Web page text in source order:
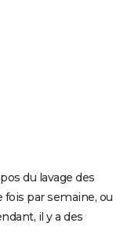
du lavage des
fois par semaine, ou
il y a des